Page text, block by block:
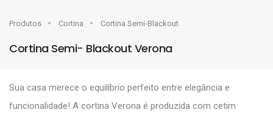
Produtos Cortina Cortina Semi-Blackout
Cortina Semi- Blackout Verona
Sua casa merece o equilíbrio perfeito entre elegância e
funcionalidade! A cortina Verona é produzida com cetim